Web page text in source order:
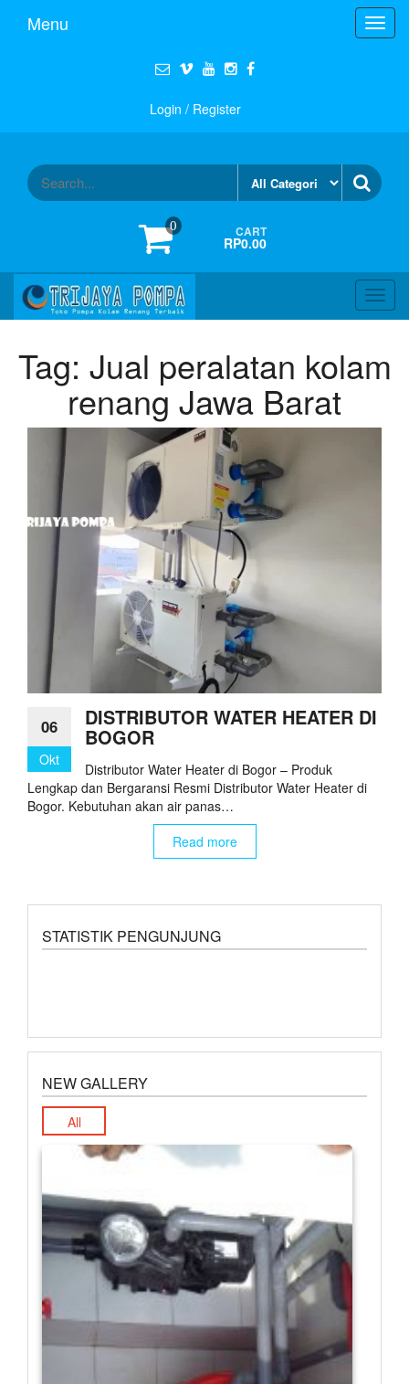
Menu
Login / Register
0 CART
RP0.00
Tag: Jual peralatan kolam
renang Jawa Barat
06
Okt
DISTRIBUTOR WATER HEATER DI
BOGOR
Distributor Water Heater di Bogor – Produk
Lengkap dan Bergaransi Resmi Distributor Water Heater di
Bogor. Kebutuhan akan air panas…
Read more
STATISTIK PENGUNJUNG
NEW GALLERY
All